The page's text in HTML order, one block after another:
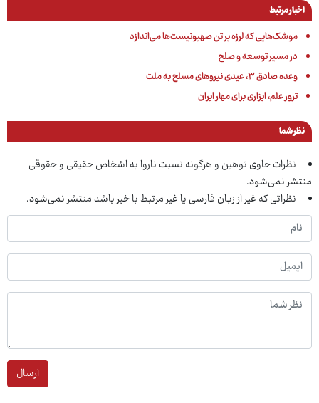
اخبار مرتبط
موشک‌هایی که لرزه بر تن صهیونیست‌ها می‌اندازد
در مسیر توسعه و صلح
وعده صادق ۳، عیدی نیروهای مسلح به ملت
ترور علم، ابزاری برای مهار ایران
نظر شما
نظرات حاوی توهین و هرگونه نسبت ناروا به اشخاص حقیقی و حقوقی
منتشر نمی‌شود.
نظراتی که غیر از زبان فارسی یا غیر مرتبط با خبر باشد منتشر نمی‌شود.
ارسال